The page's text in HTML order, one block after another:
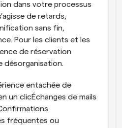
dans votre processus
de retards,
sans fin,
Pour les clients et les
de réservation
désorganisation.
entachée de
un clicÉchanges de mails
fréquentes ou